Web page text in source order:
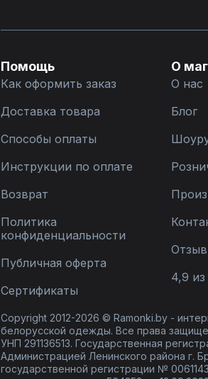
Помощь
Как оформить заказ
Доставка товара
Способы оплаты
Инструкции по оплате
Возврат
Политика
конфиденциальности
Публичная оферта
Сертификаты
О
О нас
Блог
4,9 из
Copyright 2012-2026 © Ramonki.by -
белорусской одежды. Все права
УНП 291136513. Государственная
Администрацией Ленинского района г.
государственной регистрации №